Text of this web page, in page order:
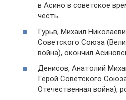
в Асино в советское
честь.
Гурьв, Михаил
Советского Союза
война), окончил
Денисов, Анатолий
Герой Советского
Отечественная война),